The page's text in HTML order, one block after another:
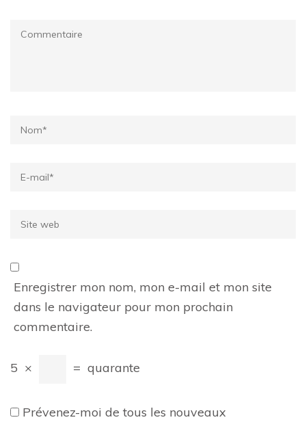
Commentaire
Name*
Email *
Site
Enregistrer mon nom, mon e-mail et mon site
dans le navigateur pour mon prochain
commentaire.
5 × = quarante
Prévenez-moi de tous les nouveaux